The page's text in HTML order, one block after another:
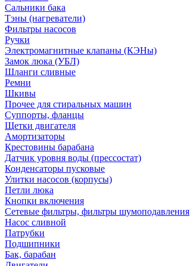
Сальники бака
Тэны (нагреватели)
Фильтры насосов
Ручки
Электромагнитные клапаны (КЭНы)
Замок люка (УБЛ)
Шланги сливные
Ремни
Шкивы
Прочее для стиральных машин
Суппорты, фланцы
Щетки двигателя
Амортизаторы
Крестовины барабана
Датчик уровня воды (прессостат)
Конденсаторы пусковые
Улитки насосов (корпусы)
Петли люка
Кнопки включения
Сетевые фильтры, фильтры шумоподавления
Насос сливной
Патрубки
Подшипники
Бак, барабан